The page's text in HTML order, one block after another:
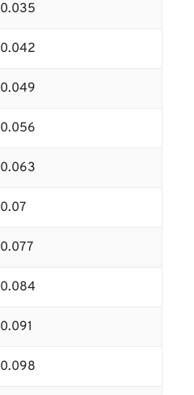
0.035
0.042
0.049
0.056
0.063
0.07
0.077
0.084
0.091
0.098